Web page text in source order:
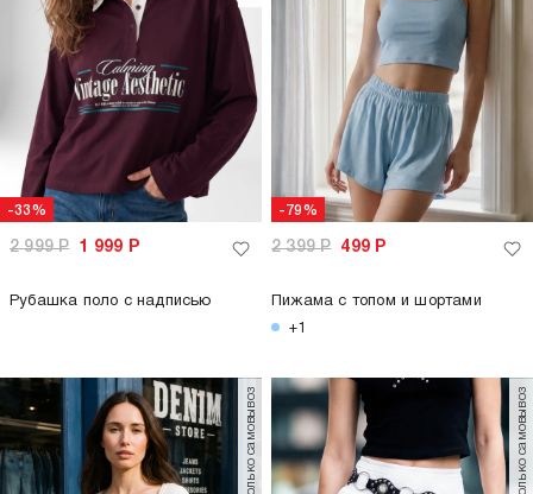
-33%
2 999Р 1 999 Р
Рубашка поло с надписью
-79%
2 399Р 499 Р
Пижама с топом и шортами
+1
только самовывоз только самовывоз